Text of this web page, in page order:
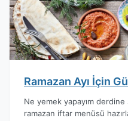
Ramazan Ayı İçin
Ne yemek yapayım
ramazan iftar menüsü